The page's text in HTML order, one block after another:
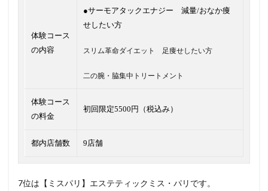
体験コース
の内容
●サーモアタックエナジー 減量/おなか痩
せしたい方
スリム革命ダイエット 足痩せしたい方
二の腕・脇集中トリートメント
体験コース
の料金
初回限定5500円（税込み）
都内店舗数 9店舗
7位は【ミスパリ】エステティックミス・パリです。